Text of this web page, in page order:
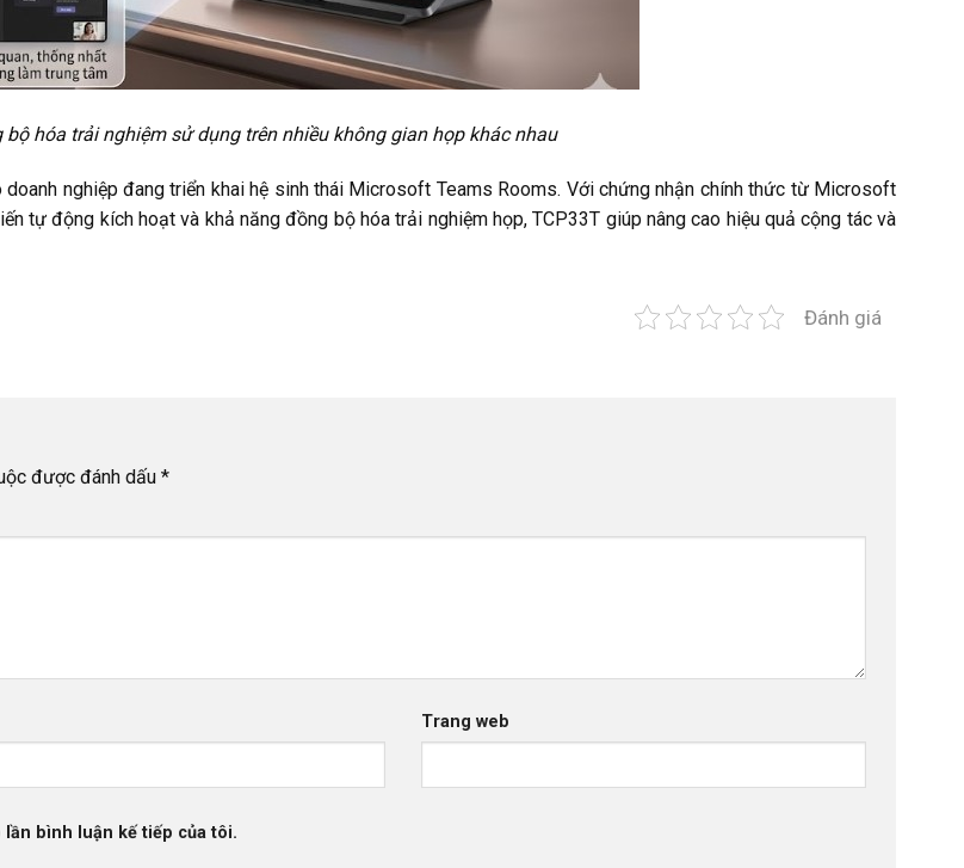
hóa trải nghiệm sử dụng trên nhiều không gian họp khác nhau
nghiệp đang triển khai hệ sinh thái Microsoft Teams Rooms. Với chứng nhận chính thức từ Microsoft
tự động kích hoạt và khả năng đồng bộ hóa trải nghiệm họp, TCP33T giúp nâng cao hiệu quả cộng tác và
Đánh giá
được đánh dấu *
Trang web
bình luận kế tiếp của tôi.